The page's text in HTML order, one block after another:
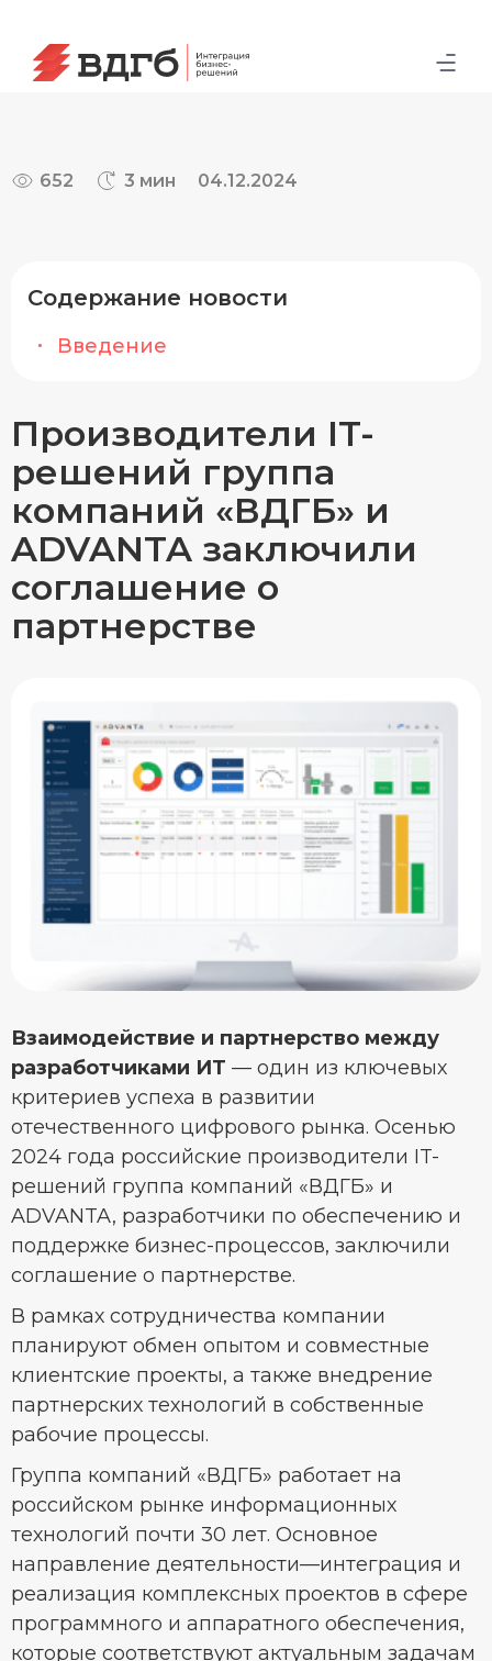
Содержание новости
Введение
652 3 мин 04.12.2024
Производители IT-
решений группа
компаний «ВДГБ» и
ADVANTA заключили
соглашение о
партнерстве
Взаимодействие и партнерство между
разработчиками ИТ — один из ключевых
критериев успеха в развитии
отечественного цифрового рынка. Осенью
2024 года российские производители IT-
решений группа компаний «ВДГБ» и
ADVANTA, разработчики по обеспечению и
поддержке бизнес-процессов, заключили
соглашение о партнерстве.
В рамках сотрудничества компании
планируют обмен опытом и совместные
клиентские проекты, а также внедрение
партнерских технологий в собственные
рабочие процессы.
Группа компаний «ВДГБ» работает на
российском рынке информационных
технологий почти 30 лет. Основное
направление деятельности—интеграция и
реализация комплексных проектов в сфере
программного и аппаратного обеспечения,
которые соответствуют актуальным задачам